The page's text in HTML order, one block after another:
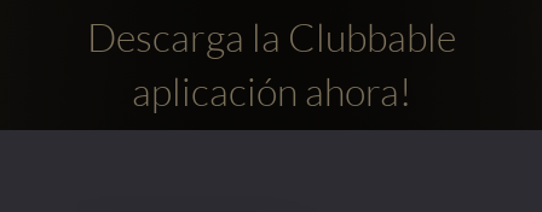
Descarga la Clubbable
aplicación ahora!